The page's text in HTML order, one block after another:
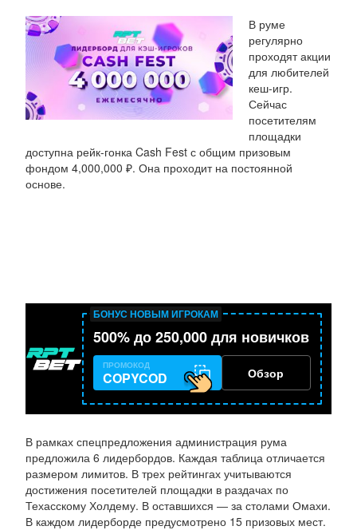
В руме
регулярно
проходят акции
для любителей
кеш-игр.
Сейчас
посетителям
площадки
доступна рейк-гонка Cash Fest с общим призовым
фондом 4,000,000 ₽. Она проходит на постоянной
основе.
БОНУС НОВЫМ ИГРОКАМ
500% до 250,000 для новичков
ПРОМОКОД
COPYCOD Обзор
В рамках спецпредложения администрация рума
предложила 6 лидербордов. Каждая таблица отличается
размером лимитов. В трех рейтингах учитываются
достижения посетителей площадки в раздачах по
Техасскому Холдему. В оставшихся ― за столами Омахи.
В каждом лидерборде предусмотрено 15 призовых мест.